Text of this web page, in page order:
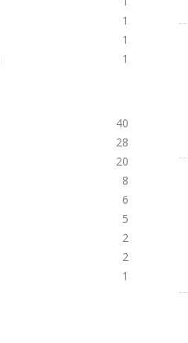
1
1
1
40
28
20
8
6
5
2
2
1